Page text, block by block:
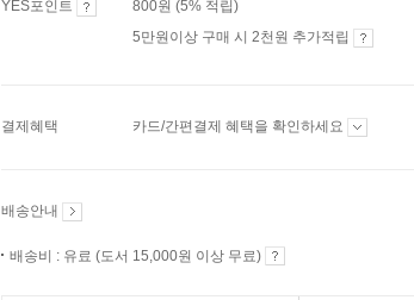
YES포인트
800원 (5% 적립)
5만원이상 구매 시 2천원 추가적립
결제혜택 카드/간편결제 혜택을 확인하세요
배송안내
배송비 : 유료 (도서 15,000원 이상 무료)